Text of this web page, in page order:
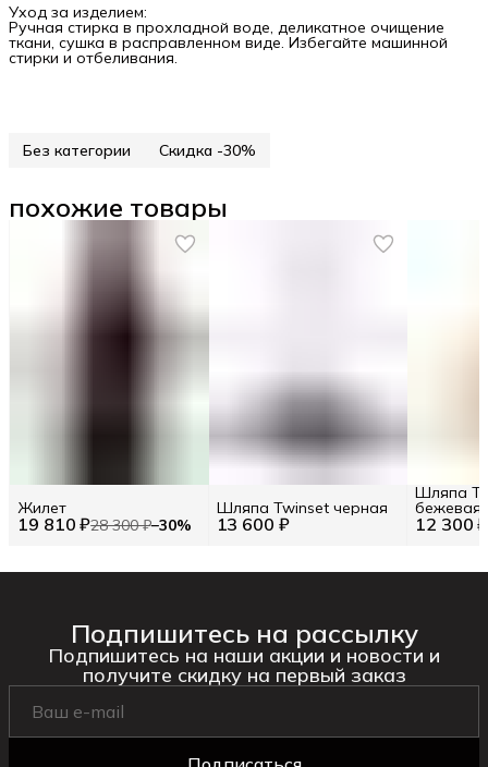
Уход за изделием:
Ручная стирка в прохладной воде, деликатное очищение
ткани, сушка в расправленном виде. Избегайте машинной
стирки и отбеливания.
Без категории Скидка -30%
похожие товары
19 810 ₽28 300 ₽−30%
Жилет
13 600 ₽
Шляпа Twinset черная
12 300 ₽
Шляпа
бежевая
Подпишитесь на рассылку
Подпишитесь на наши акции и новости и
получите скидку на первый заказ